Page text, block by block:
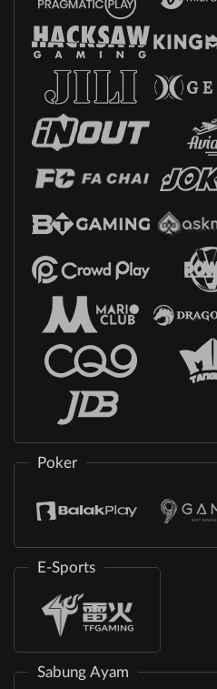
Poker
E-Sports
Sabung Ayam